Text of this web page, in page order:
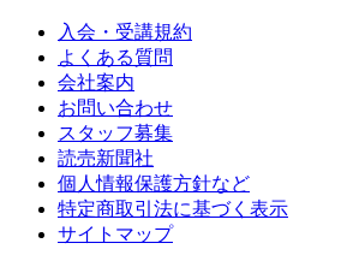
入会・受講規約
よくある質問
会社案内
お問い合わせ
スタッフ募集
読売新聞社
個人情報保護方針など
特定商取引法に基づく表示
サイトマップ